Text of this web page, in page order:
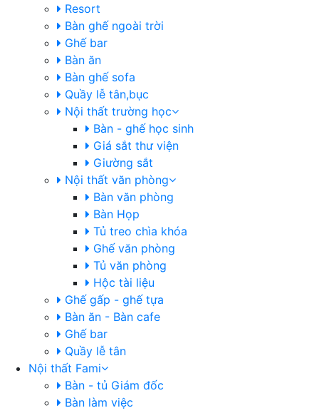
Resort
Bàn ghế ngoài trời
Ghế bar
Bàn ăn
Bàn ghế sofa
Quầy lễ tân,bục
Nội thất trường học
Bàn - ghế học sinh
Giá sắt thư viện
Giường sắt
Nội thất văn phòng
Bàn văn phòng
Bàn Họp
Tủ treo chìa khóa
Ghế văn phòng
Tủ văn phòng
Hộc tài liệu
Ghế gấp - ghế tựa
Bàn ăn - Bàn cafe
Ghế bar
Quầy lễ tân
Nội thất Fami
Bàn - tủ Giám đốc
Bàn làm việc